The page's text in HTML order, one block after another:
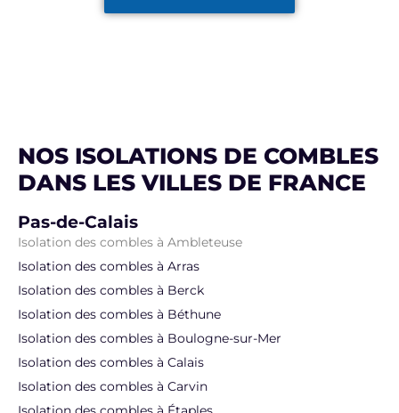
NOS ISOLATIONS DE COMBLES
DANS LES VILLES DE FRANCE
Pas-de-Calais
Isolation des combles à Ambleteuse
Isolation des combles à Arras
Isolation des combles à Berck
Isolation des combles à Béthune
Isolation des combles à Boulogne-sur-Mer
Isolation des combles à Calais
Isolation des combles à Carvin